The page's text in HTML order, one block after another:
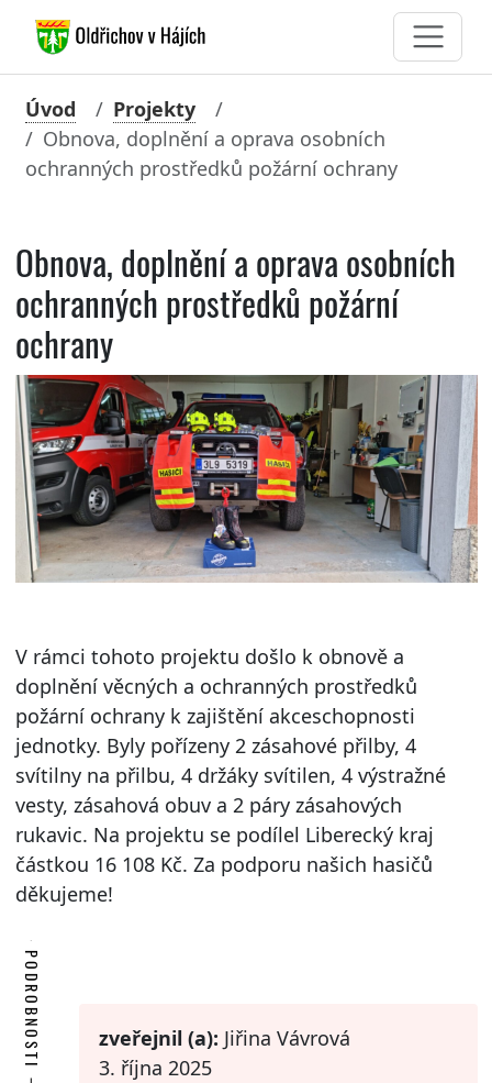
Úvod
Projekty
Obnova, doplnění a oprava osobních
ochranných prostředků požární ochrany
Obnova, doplnění a oprava osobních
ochranných prostředků požární
ochrany
V rámci tohoto projektu došlo k obnově a
doplnění věcných a ochranných prostředků
požární ochrany k zajištění akceschopnosti
jednotky. Byly pořízeny 2 zásahové přilby, 4
svítilny na přilbu, 4 držáky svítilen, 4 výstražné
vesty, zásahová obuv a 2 páry zásahových
rukavic. Na projektu se podílel Liberecký kraj
částkou 16 108 Kč. Za podporu našich hasičů
děkujeme!
PODROBNOSTI zveřejnil (a): Jiřina Vávrová
3. října 2025